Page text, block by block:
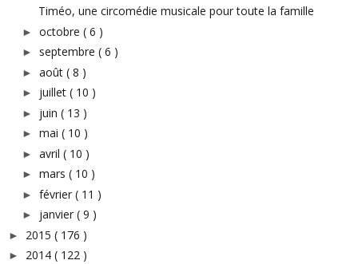
Timéo, une circomédie musicale pour toute la famille
► octobre ( 6 )
► septembre ( 6 )
► août ( 8 )
► juillet ( 10 )
► juin ( 13 )
► mai ( 10 )
► avril ( 10 )
► mars ( 10 )
► février ( 11 )
► janvier ( 9 )
► 2015 ( 176 )
► 2014 ( 122 )